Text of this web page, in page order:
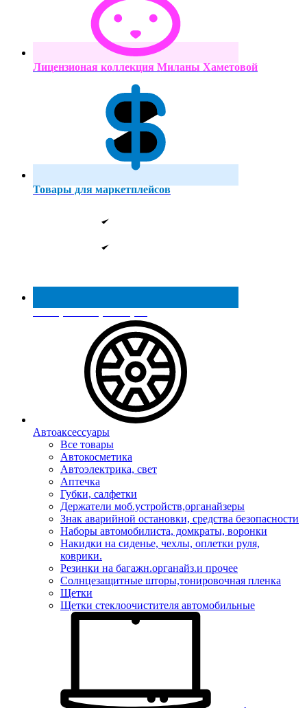
Лицензионая коллекция Миланы Хаметовой
Товары для маркетплейсов
Реестр МинПромТорга
Автоаксессуары
Все товары
Автокосметика
Автоэлектрика, свет
Аптечка
Губки, салфетки
Держатели моб.устройств,органайзеры
Знак аварийной остановки, средства безопасности
Наборы автомобилиста, домкраты, воронки
Накидки на сиденье, чехлы, оплетки руля,
коврики.
Резинки на багажн.органайз.и прочее
Солнцезащитные шторы,тонировочная пленка
Щетки
Щетки стеклоочистителя автомобильные